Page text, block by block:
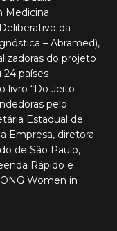
Medicina
da
– Abramed),
do projeto
24 países
livro “Do Jeito
pelo
Estadual de
Empresa, diretora-
de São Paulo,
Rápido e
Women in